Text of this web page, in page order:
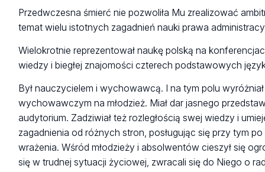
Przedwczesna śmierć nie pozwoliła Mu zrealizować
temat wielu istotnych zagadnień nauki prawa
Wielokrotnie reprezentował naukę polską na
wiedzy i biegłej znajomości czterech podstawowych
Był nauczycielem i wychowawcą. I na tym polu
wychowawczym na młodzież. Miał dar jasnego
audytorium. Zadziwiał też rozległością swej wiedzy i
zagadnienia od różnych stron, posługując się przy tym
wrażenia. Wśród młodzieży i absolwentów cieszył się
się w trudnej sytuacji życiowej, zwracali się do Niego o